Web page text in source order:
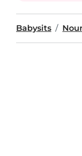
Babysits